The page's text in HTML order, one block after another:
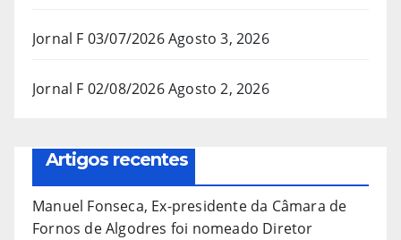
Jornal F 03/07/2026Agosto 3, 2026
Jornal F 02/08/2026Agosto 2, 2026
Artigos recentes
Manuel Fonseca, Ex-presidente da Câmara de
Fornos de Algodres foi nomeado Diretor